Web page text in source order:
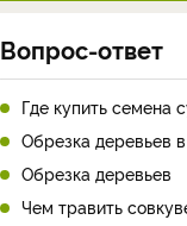
Вопрос-ответ
Где купить семена
Обрезка деревьев
Обрезка деревьев
Чем травить